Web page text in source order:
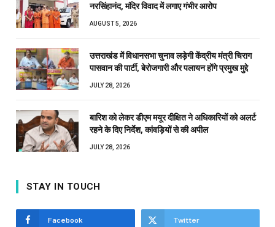
नरसिंहानंद, मंदिर विवाद में लगाए गंभीर आरोप
AUGUST 5, 2026
उत्तराखंड में विधानसभा चुनाव लड़ेगी केंद्रीय मंत्री चिराग
पासवान की पार्टी, बेरोजगारी और पलायन होंगे प्रमुख मुद्दे
JULY 28, 2026
बारिश को लेकर डीएम मयूर दीक्षित ने अधिकारियों को अलर्ट
रहने के दिए निर्देश, कांवड़ियों से की अपील
JULY 28, 2026
STAY IN TOUCH
Facebook Twitter